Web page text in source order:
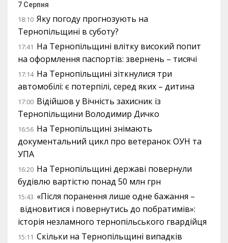
7 Серпня
18:10 Яку погоду прогнозують на
Тернопільщині в суботу?
17:41 На Тернопільщині влітку високий попит
на оформлення паспортів: звернень – тисячі
17:14 На Тернопільщині зіткнулися три
автомобілі: є потерпілі, серед яких – дитина
17:00 Відійшов у Вічність захисник із
Тернопільщини Володимир Дичко
16:56 На Тернопільщині знімають
документальний цикл про ветеранок ОУН та
УПА
16:20 На Тернопільщині державі повернули
будівлю вартістю понад 50 млн грн
15:43 «Після поранення лише одне бажання –
відновитися і повернутись до побратимів»:
історія незламного тернопільського гвардійця
15:11 Скільки на Тернопільщині випадків